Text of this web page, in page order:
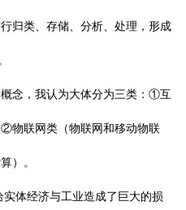
归类、存储、分析、处理，形成
念，我认为大体分为三类：①互
物联网类（物联网和移动物联
）。
体经济与工业造成了巨大的损